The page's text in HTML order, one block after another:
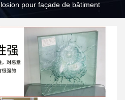
pour façade de bâtiment